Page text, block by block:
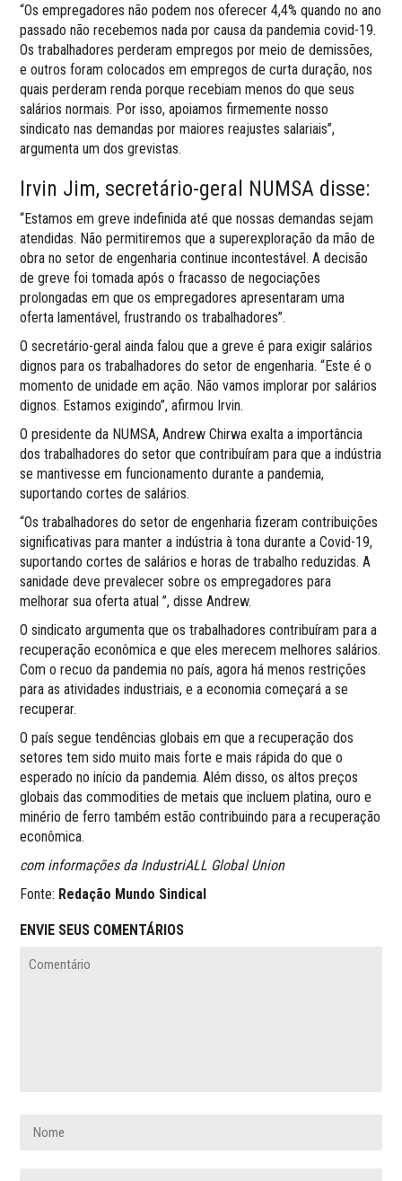
“Os empregadores não podem nos oferecer 4,4% quando no ano
passado não recebemos nada por causa da pandemia covid-19.
Os trabalhadores perderam empregos por meio de demissões,
e outros foram colocados em empregos de curta duração, nos
quais perderam renda porque recebiam menos do que seus
salários normais. Por isso, apoiamos firmemente nosso
sindicato nas demandas por maiores reajustes salariais”,
argumenta um dos grevistas.
Irvin Jim, secretário-geral NUMSA disse:
“Estamos em greve indefinida até que nossas demandas sejam
atendidas. Não permitiremos que a superexploração da mão de
obra no setor de engenharia continue incontestável. A decisão
de greve foi tomada após o fracasso de negociações
prolongadas em que os empregadores apresentaram uma
oferta lamentável, frustrando os trabalhadores”.
O secretário-geral ainda falou que a greve é para exigir salários
dignos para os trabalhadores do setor de engenharia. “Este é o
momento de unidade em ação. Não vamos implorar por salários
dignos. Estamos exigindo”, afirmou Irvin.
O presidente da NUMSA, Andrew Chirwa exalta a importância
dos trabalhadores do setor que contribuíram para que a indústria
se mantivesse em funcionamento durante a pandemia,
suportando cortes de salários.
“Os trabalhadores do setor de engenharia fizeram contribuições
significativas para manter a indústria à tona durante a Covid-19,
suportando cortes de salários e horas de trabalho reduzidas. A
sanidade deve prevalecer sobre os empregadores para
melhorar sua oferta atual ”, disse Andrew.
O sindicato argumenta que os trabalhadores contribuíram para a
recuperação econômica e que eles merecem melhores salários.
Com o recuo da pandemia no país, agora há menos restrições
para as atividades industriais, e a economia começará a se
recuperar.
O país segue tendências globais em que a recuperação dos
setores tem sido muito mais forte e mais rápida do que o
esperado no início da pandemia. Além disso, os altos preços
globais das commodities de metais que incluem platina, ouro e
minério de ferro também estão contribuindo para a recuperação
econômica.
com informações da IndustriALL Global Union
Fonte: Redação Mundo Sindical
ENVIE SEUS COMENTÁRIOS